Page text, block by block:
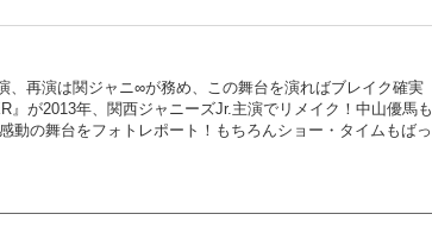
、再演は関ジャニ∞が務め、この舞台を演ればブレイク確実
』が2013年、関西ジャニーズJr.主演でリメイク！中山優馬も
動の舞台をフォトレポート！もちろんショー・タイムもばっ